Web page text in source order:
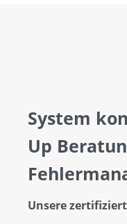
System
Up
Unsere